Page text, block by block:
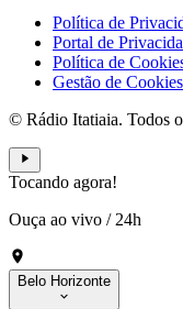
Política de
Portal de
Política de
Gestão de Cookies
© Rádio Itatiaia. Todos
Tocando agora!
Ouça ao vivo / 24h
Belo Horizonte